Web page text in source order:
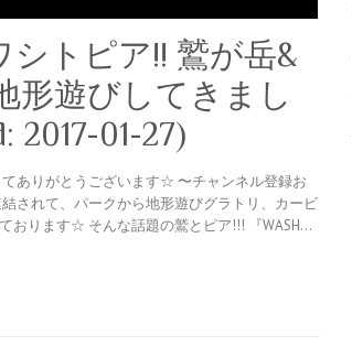
シトピア!! 鷲が岳&
形遊びしてきまし
2017-01-27)
てありがとうございます☆ 〜チャンネル登録お
されて、パークから地形遊びグラトリ、カービ
おります☆ そんな話題の鷲とピア!!! 『WASH…